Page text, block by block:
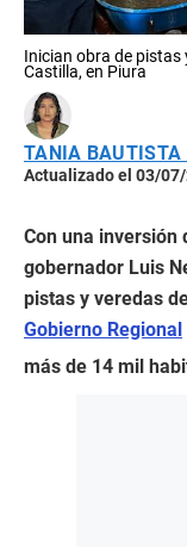
Inician obra de pistas
Castilla, en Piura
TANIA BAUTISTA
Actualizado el 03/
Con una inversión
gobernador Luis
pistas y veredas
Gobierno Regional
más de 14 mil